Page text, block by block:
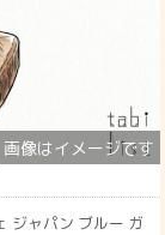
ジャパン ブルー ガ